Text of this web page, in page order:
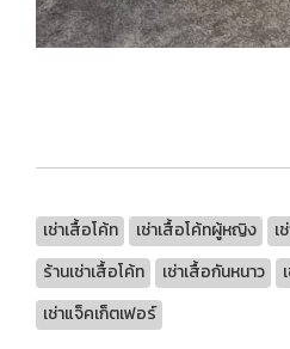
เช่าเสื้อโค้ท เช่าเสื้อโค้ทผู้หญิง
เ
ร้านเช่าเสื้อโค้ท
เช่าเสื้อกันหนาว
เช่าแจ็คเก็ตเฟอร์